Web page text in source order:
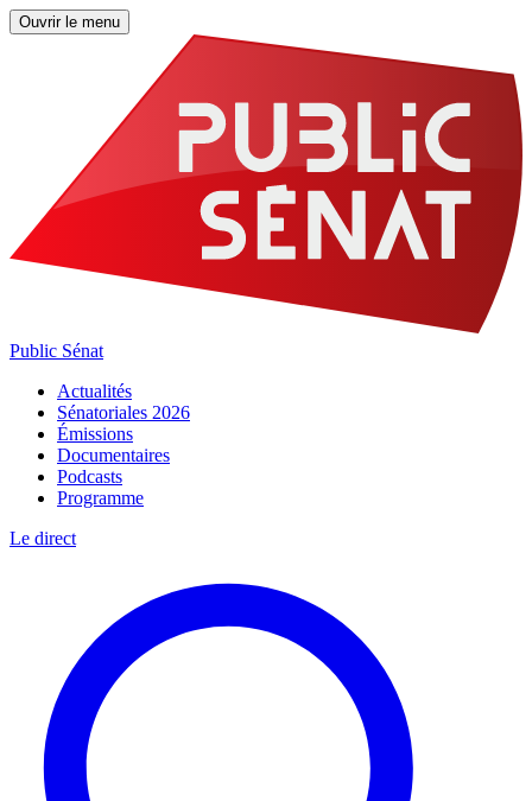
Ouvrir le menu
Public Sénat
Actualités
Sénatoriales 2026
Émissions
Documentaires
Podcasts
Programme
Le direct